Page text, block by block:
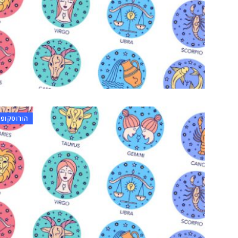
הורוסקופ